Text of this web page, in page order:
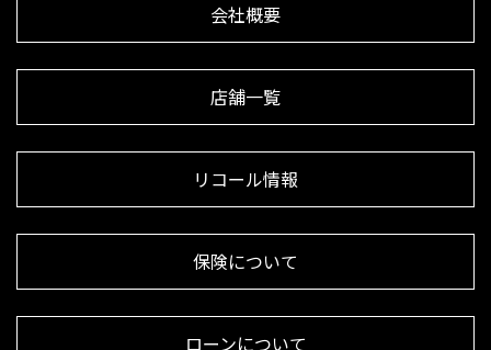
会社概要
店舗一覧
リコール情報
保険について
ローンについて